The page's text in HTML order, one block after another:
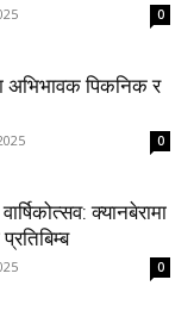
0
अभिभावक पिकनिक र
0
क्यानबेरामा
0